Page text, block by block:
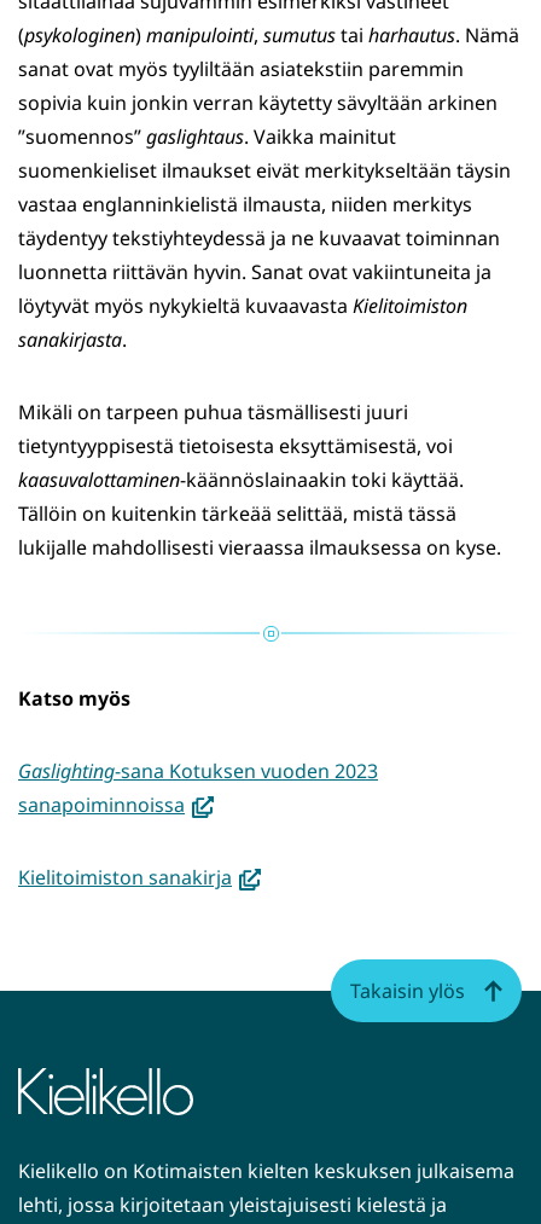
(psykologinen)manipulointi, sumutustai harhautus. Nämä
sanat ovat myös tyyliltään asiatekstiin paremmin
sopivia kuin jonkin verran käytetty sävyltään arkinen
”suomennos”gaslightaus. Vaikka mainitut
suomenkieliset ilmaukset eivät merkitykseltään täysin
vastaa englanninkielistä ilmausta, niiden merkitys
täydentyy tekstiyhteydessä ja ne kuvaavat toiminnan
luonnetta riittävän hyvin. Sanat ovat vakiintuneita ja
löytyvät myös nykykieltä kuvaavasta Kielitoimiston
sanakirjasta.
Mikäli on tarpeen puhua täsmällisesti juuri
tietyntyyppisestä tietoisesta eksyttämisestä, voi
kaasuvalottaminen-käännöslainaakin toki käyttää.
Tällöin on kuitenkin tärkeää selittää, mistä tässä
lukijalle mahdollisesti vieraassa ilmauksessa on kyse.
Katso myös
Gaslighting-sana Kotuksen vuoden 2023
sanapoiminnoissa (avautuu
ikkunaan,
Kielitoimiston sanakirja (avautuu
Kielikello on Kotimaisten kielten keskuksen julkaisema
lehti, jossa kirjoitetaan yleistajuisesti kielestä ja
Takaisin ylös